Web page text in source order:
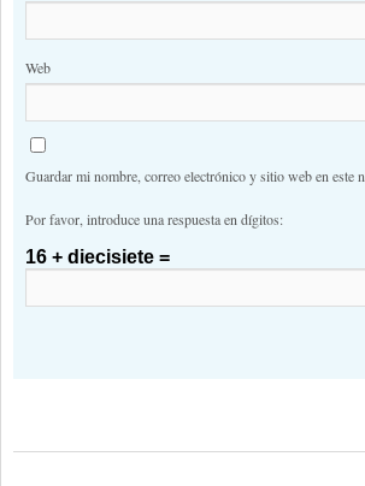
Web
Guardar mi nombre, correo electrónico y sitio web en este
Por favor, introduce una respuesta en dígitos:
16 + diecisiete =